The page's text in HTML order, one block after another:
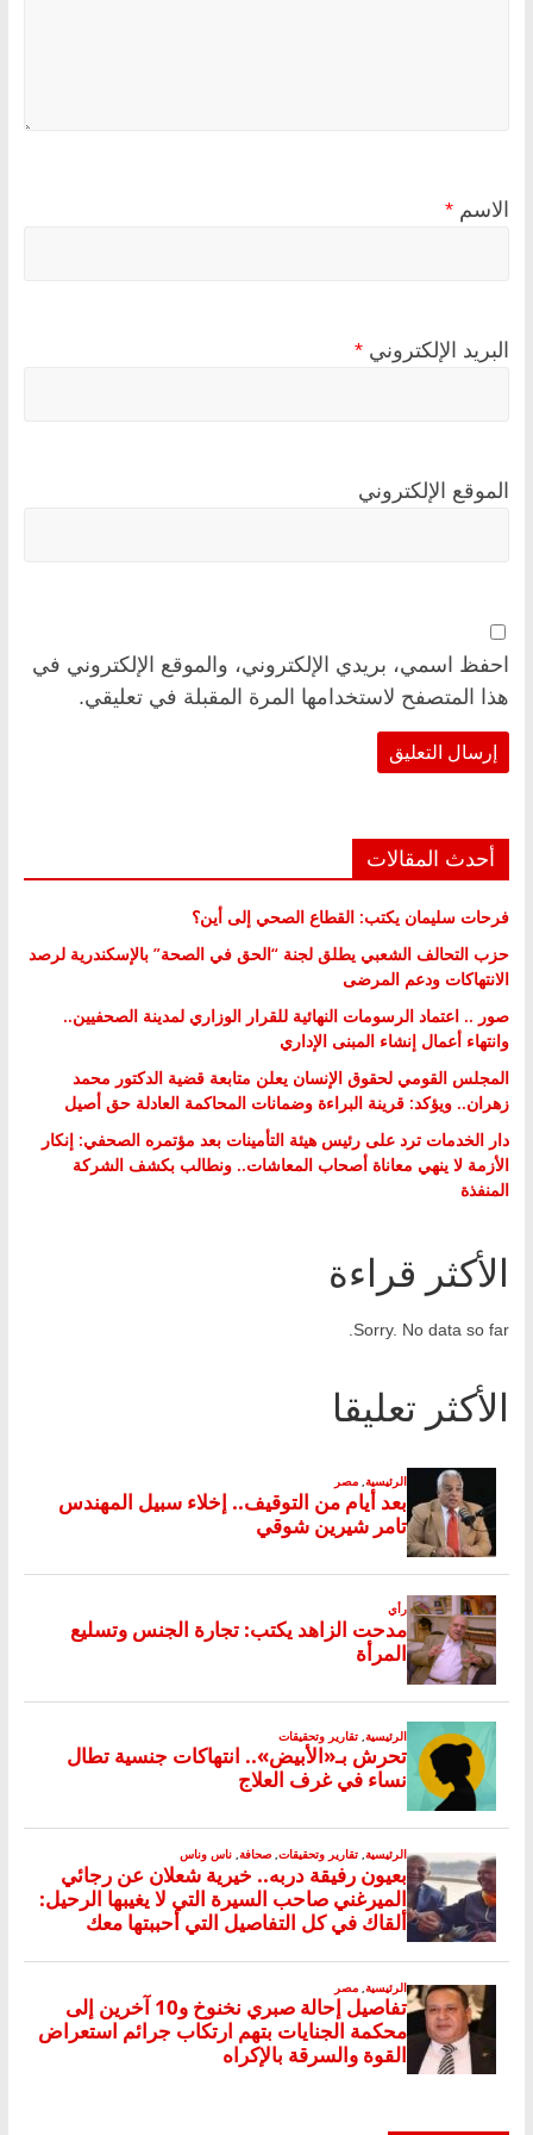
الاسم *
البريد الإلكتروني *
الموقع الإلكتروني
احفظ اسمي، بريدي الإلكتروني، والموقع الإلكتروني في
هذا المتصفح لاستخدامها المرة المقبلة في تعليقي.
أحدث المقالات
فرحات سليمان يكتب: القطاع الصحي إلى أين؟
حزب التحالف الشعبي يطلق لجنة “الحق في الصحة” بالإسكندرية لرصد
الانتهاكات ودعم المرضى
صور .. اعتماد الرسومات النهائية للقرار الوزاري لمدينة الصحفيين..
وانتهاء أعمال إنشاء المبنى الإداري
المجلس القومي لحقوق الإنسان يعلن متابعة قضية الدكتور محمد
زهران.. ويؤكد: قرينة البراءة وضمانات المحاكمة العادلة حق أصيل
دار الخدمات ترد على رئيس هيئة التأمينات بعد مؤتمره الصحفي: إنكار
الأزمة لا ينهي معاناة أصحاب المعاشات.. ونطالب بكشف الشركة
المنفذة
الأكثر قراءة
Sorry. No data so far.
الأكثر تعليقا